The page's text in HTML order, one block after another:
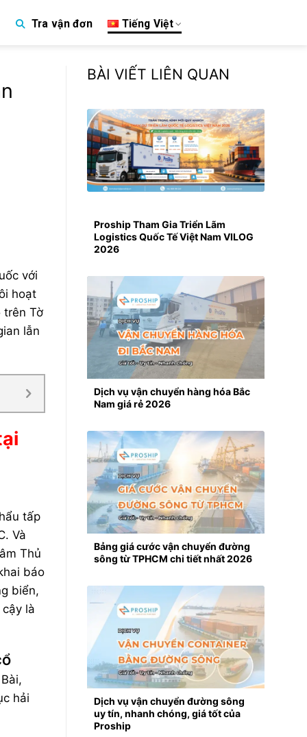
Tra vận đơn Tiếng Việt
với
hoạt
trên Tờ
lẫn
tấp
Và
Thủ
báo
biển,
là
hải
BÀI VIẾT LIÊN QUAN
Proship Tham Gia Triển Lãm
Logistics Quốc Tế Việt Nam VILOG
2026
Dịch vụ vận chuyển hàng hóa Bắc
Nam giá rẻ 2026
Bảng giá cước vận chuyển đường
sông từ TPHCM chi tiết nhất 2026
Dịch vụ vận chuyển đường sông
uy tín, nhanh chóng, giá tốt của
Proship